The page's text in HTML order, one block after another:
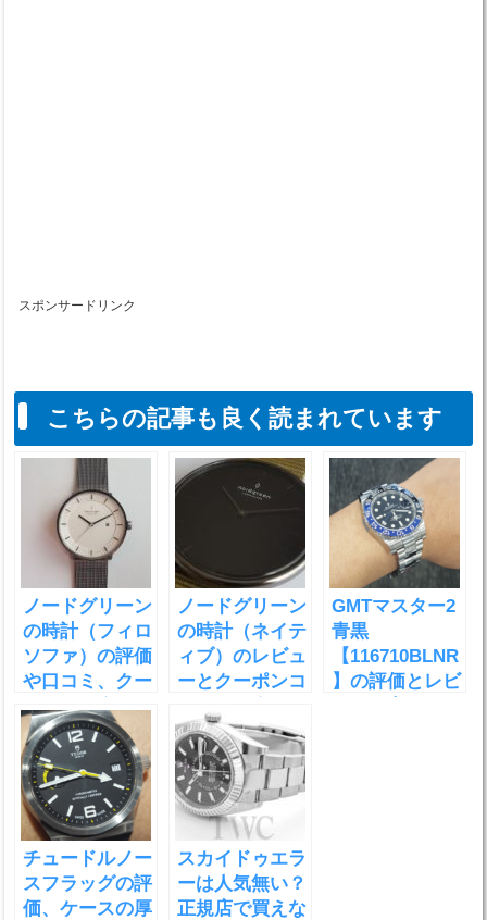
スポンサードリンク
こちらの記事も良く読まれています
ノードグリーン
の時計（フィロ
ソファ）の評価
や口コミ、クー
ポンを紹介！
ノードグリーン
の時計（ネイテ
ィブ）のレビュ
ーとクーポンコ
GMTマスター2
青黒
【116710BLNR
】の評価とレビ
チュードルノー
スフラッグの評
価、ケースの厚
スカイドゥエラ
ーは人気無い？
正規店で買えな